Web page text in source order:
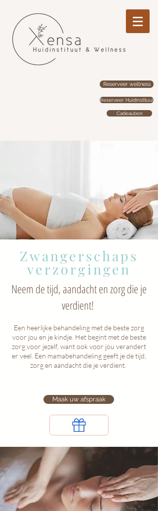
Reserveer wellness
Reserveer Huidinstituut
Cadeaubon
Zwangerschaps
verzorgingen
Neem de tijd, aandacht en zorg die je
verdient!
Een heerlijke behandeling met de beste zorg
voor jou en je kindje. Hetbegint met de beste
zorg voor jezelf, want ook voor jou verandert
er veel. Een mamabehandeling geeft je de tijd,
zorg en aandacht die je verdient.
Maak uw afspraak